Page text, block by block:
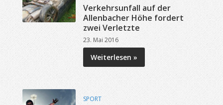
Verkehrsunfall auf der
Allenbacher Höhe fordert
zwei Verletzte
23. Mai 2016
Weiterlesen »
SPORT